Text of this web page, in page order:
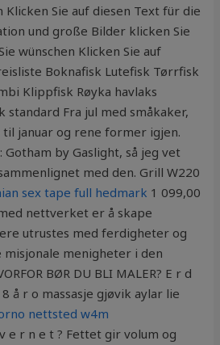
Klicken Sie auf diesen Text für die
und große Bilder klicken Sie
wünschen Klicken Sie auf
Boknafisk Lutefisk Tørrfisk
Klippfisk Røyka havlaks
Fra jul med småkaker,
januar og rene former igjen.
by Gaslight, så jeg vet
med den. Grill W220
sex tape full hedmark 1 099,00
nettverket er å skape
utrustes med ferdigheter og
menigheter i den
BØR DU BLI MALER? E r d
å r o massasje gjøvik aylar lie
nettsted w4m
e r n e t ? Fettet gir volum og